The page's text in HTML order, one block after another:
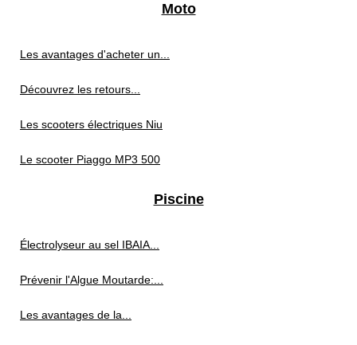
Moto
Les avantages d'acheter un...
Découvrez les retours...
Les scooters électriques Niu
Le scooter Piaggo MP3 500
Piscine
Électrolyseur au sel IBAIA...
Prévenir l'Algue Moutarde:...
Les avantages de la...